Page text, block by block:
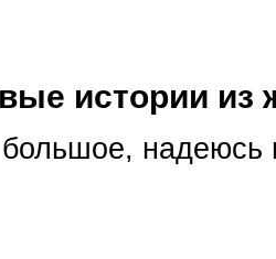
истории из
надеюсь